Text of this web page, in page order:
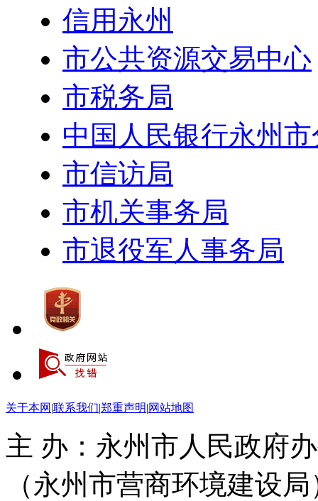
信用永州
市公共资源交易中心
市税务局
中国人民银行永州
市信访局
市机关事务局
市退役军人事务局
关于本网 |联系我们|郑重声明|网站地图
主 办：永州市人民政府
（永州市营商环境建设局